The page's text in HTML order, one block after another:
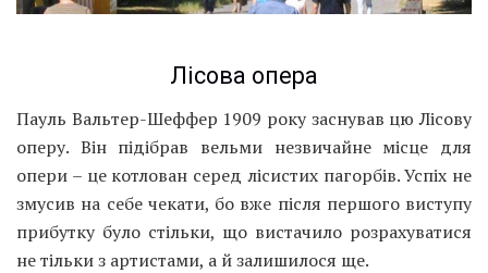
Лісова опера
Пауль Вальтер-Шеффер 1909 року заснував цю Лісову
оперу. Він підібрав вельми незвичайне місце для
опери – це котлован серед лісистих пагорбів. Успіх не
змусив на себе чекати, бо вже після першого виступу
прибутку було стільки, що вистачило розрахуватися
не тільки з артистами, а й залишилося ще.